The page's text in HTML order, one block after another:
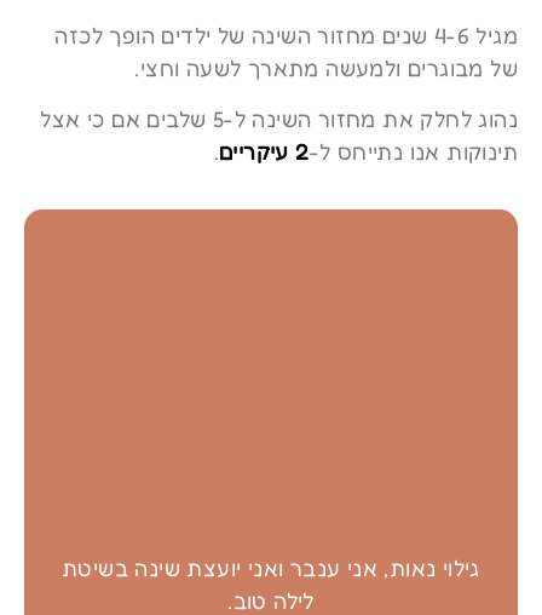
מגיל 4-6 שנים מחזור השינה של ילדים הופך לכזה
של מבוגרים ולמעשה מתארך לשעה וחצי.
נהוג לחלק את מחזור השינה ל-5 שלבים אם כי אצל
תינוקות אנו נתייחס ל-2 עיקריים .
גילוי נאות, אני ענבר ואני יועצת שינה בשיטת
לילה טוב.